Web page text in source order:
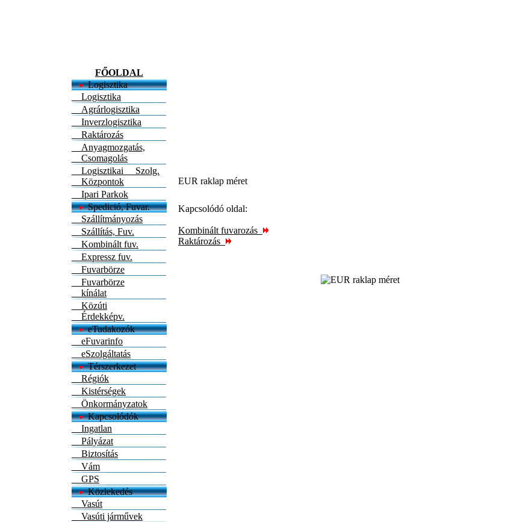
FŐOLDAL
Logisztika
Logisztika
Agrárlogisztika
Inverzlogisztika
Raktározás
Anyagmozgatás,
Csomagolás
Logisztikai Szolg.
Központok
Ipari Parkok
Spedició, Fuvar.
Szállítmányozás
Szállítás, Fuv.
Kombinált fuv.
Expressz fuv.
Fuvarbörze
Fuvarbörze
kínálat
Közúti
Érdekképv.
eTudakozók
eFuvarinfo
eSzolgáltatás
Térszerkezet
Régiók
Kistérségek
Önkormányzatok
Kapcsolódók
Ingatlan
Pályázat
Biztosítás
Vám
GPS
Közlekedés
Vasút
Vasúti járművek
EUR raklap méret
Kapcsolódó oldal:
Kombinált fuvarozás
Raktározás